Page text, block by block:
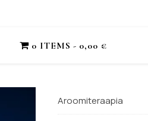
0 ITEMS 0,00 €
Aroomiteraapia